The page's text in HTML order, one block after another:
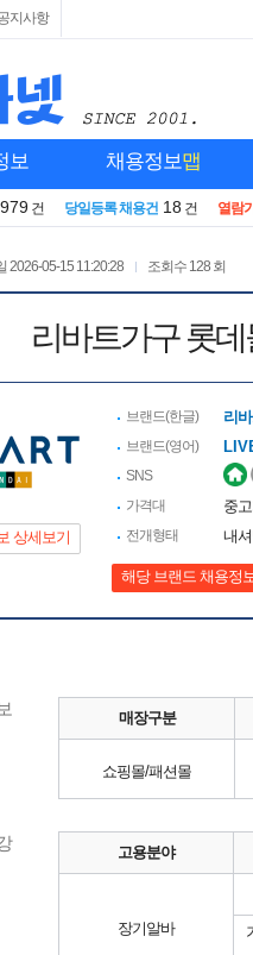
지사항
보 채용정보맵
건 당일등록 채용건 18 건 열람
2026-05-15 11:20:28 조회수 128 회
리바트가구 롯
상세보기
브랜드(한글) 리
브랜드(영어)
SNS
가격대
중
전개형태 내
해당 브랜드 채용정
매장구분
쇼핑몰/패션몰
고용분야
장기알바